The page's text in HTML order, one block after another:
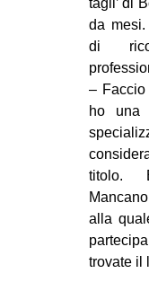
da mesi.
di
– Faccio
ho una
titolo.
alla
trovate il